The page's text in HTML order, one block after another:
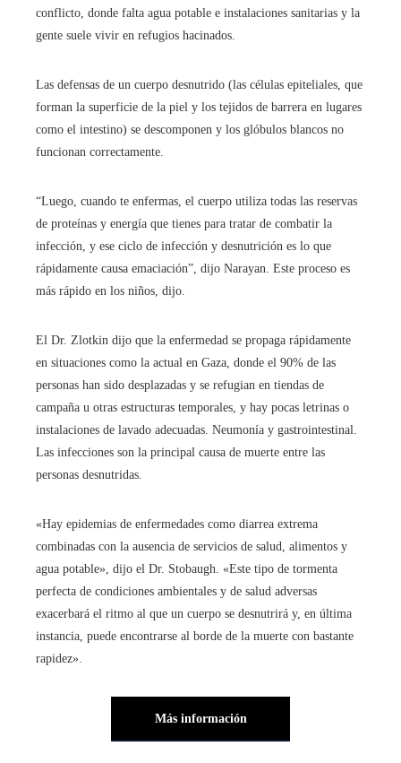
conflicto, donde falta agua potable e instalaciones sanitarias y la
gente suele vivir en refugios hacinados.
Las defensas de un cuerpo desnutrido (las células epiteliales, que
forman la superficie de la piel y los tejidos de barrera en lugares
como el intestino) se descomponen y los glóbulos blancos no
funcionan correctamente.
“Luego, cuando te enfermas, el cuerpo utiliza todas las reservas
de proteínas y energía que tienes para tratar de combatir la
infección, y ese ciclo de infección y desnutrición es lo que
rápidamente causa emaciación”, dijo Narayan. Este proceso es
más rápido en los niños, dijo.
El Dr. Zlotkin dijo que la enfermedad se propaga rápidamente
en situaciones como la actual en Gaza, donde el 90% de las
personas han sido desplazadas y se refugian en tiendas de
campaña u otras estructuras temporales, y hay pocas letrinas o
instalaciones de lavado adecuadas. Neumonía y gastrointestinal.
Las infecciones son la principal causa de muerte entre las
personas desnutridas.
«Hay epidemias de enfermedades como diarrea extrema
combinadas con la ausencia de servicios de salud, alimentos y
agua potable», dijo el Dr. Stobaugh. «Este tipo de tormenta
perfecta de condiciones ambientales y de salud adversas
exacerbará el ritmo al que un cuerpo se desnutrirá y, en última
instancia, puede encontrarse al borde de la muerte con bastante
rapidez».
Más información